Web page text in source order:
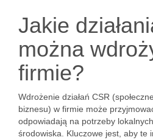
Jakie
można
firmie?
Wdrożenie działań CSR
biznesu) w firmie może
odpowiadają na potrzeby
środowiska. Kluczowe jest, aby te